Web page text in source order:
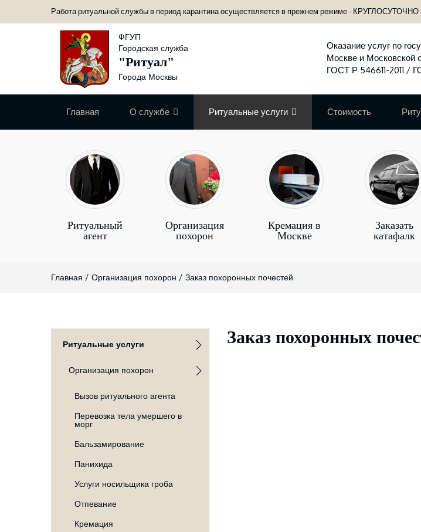
Работа ритуальной службы в период карантина осуществляется в прежнем режиме - КРУГЛОСУТОЧНО
ФГУП
Городская служба
"Ритуал"
Города Москвы
Оказание услуг по
Москве и Московской
ГОСТ Р 546611-2011 /
Главная О службе Ритуальные услуги Стоимость
Ритуальный
агент
Организация
похорон
Кремация в
Москве
Заказать
катафалк
Главная / Организация похорон / Заказ похоронных почестей
Ритуальные услуги
Организация похорон
Вызов ритуального агента
Перевозка тела умершего в
морг
Бальзамирование
Панихида
Услуги носильщика гроба
Отпевание
Кремация
Заказ похоронных